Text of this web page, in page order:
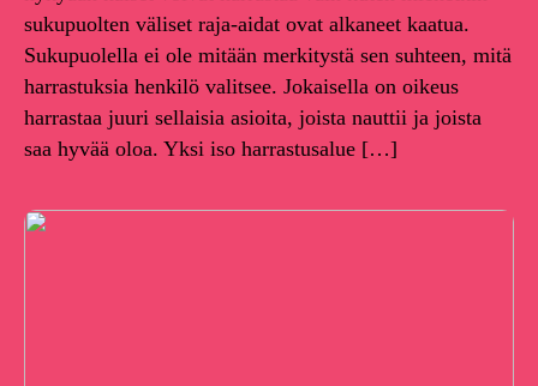
sukupuolten väliset raja-aidat ovat alkaneet kaatua.
Sukupuolella ei ole mitään merkitystä sen suhteen, mitä
harrastuksia henkilö valitsee. Jokaisella on oikeus
harrastaa juuri sellaisia asioita, joista nauttii ja joista
saa hyvää oloa. Yksi iso harrastusalue […]